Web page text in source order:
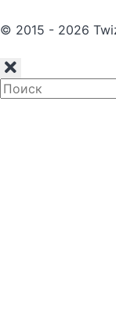
© 2015 - 2026